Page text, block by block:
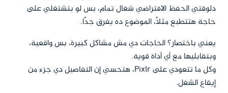
دلوقتي الحفظ الافتراضي شغال تمام، بس لو بتشتغلي على
حاجة هتتطبع مثلًا، الموضوع ده يفرق جدًا.
يعني باختصار؟ الحاجات دي مش مشاكل كبيرة، بس واقعية،
وبتقابليها مع أي أداة قوية.
وكل ما تتعودي على Pixlr، هتحسي إن التفاصيل دي جزء من
إيقاع الشغل.